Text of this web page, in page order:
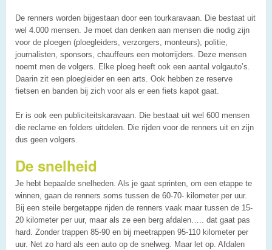
De renners worden bijgestaan door een tourkaravaan. Die bestaat uit
wel 4.000 mensen. Je moet dan denken aan mensen die nodig zijn
voor de ploegen (ploegleiders, verzorgers, monteurs), politie,
journalisten, sponsors, chauffeurs een motorrijders. Deze mensen
noemt men de volgers. Elke ploeg heeft ook een aantal volgauto’s.
Daarin zit een ploegleider en een arts. Ook hebben ze reserve
fietsen en banden bij zich voor als er een fiets kapot gaat.
Er is ook een publiciteitskaravaan. Die bestaat uit wel 600 mensen
die reclame en folders uitdelen. Die rijden voor de renners uit en zijn
dus geen volgers.
De snelheid
Je hebt bepaalde snelheden. Als je gaat sprinten, om een etappe te
winnen, gaan de renners soms tussen de 60-70- kilometer per uur.
Bij een steile bergetappe rijden de renners vaak maar tussen de 15-
20 kilometer per uur, maar als ze een berg afdalen….. dat gaat pas
hard. Zonder trappen 85-90 en bij meetrappen 95-110 kilometer per
uur. Net zo hard als een auto op de snelweg. Maar let op. Afdalen